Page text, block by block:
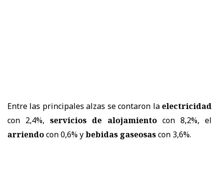
Entre las principales alzas se contaron la electricidad
con 2,4%,servicios de alojamientocon 8,2%, el
arriendocon 0,6% ybebidas gaseosascon 3,6%.